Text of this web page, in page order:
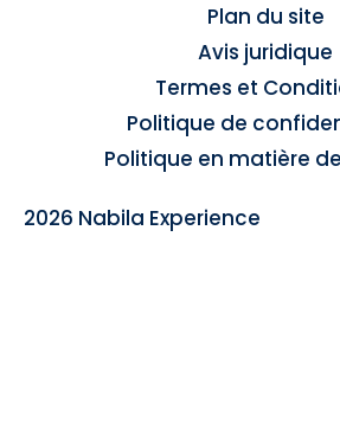
Plan du site
Avis juridique
Termes et
Politique de
Politique en matière
2026 Nabila Experience